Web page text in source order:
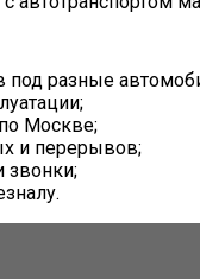
под разные
Москве;
и перерывов;
звонки;